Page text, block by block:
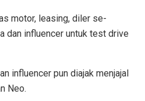
motor, leasing, diler se-
dan influencer untuk test drive
influencer pun diajak menjajal
Neo.